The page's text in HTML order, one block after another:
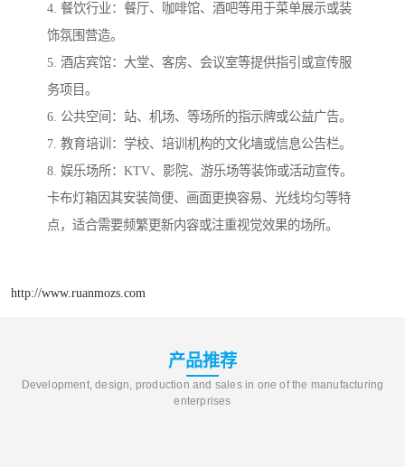
4. 餐饮行业：餐厅、咖啡馆、酒吧等用于菜单展示或装
饰氛围营造。
5. 酒店宾馆：大堂、客房、会议室等提供指引或宣传服
务项目。
6. 公共空间：站、机场、等场所的指示牌或公益广告。
7. 教育培训：学校、培训机构的文化墙或信息公告栏。
8. 娱乐场所：KTV、影院、游乐场等装饰或活动宣传。
卡布灯箱因其安装简便、画面更换容易、光线均匀等特
点，适合需要频繁更新内容或注重视觉效果的场所。
http://www.ruanmozs.com
产品推荐
Development, design, production and sales in one of the manufacturing
enterprises